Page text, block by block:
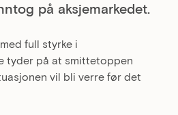
på aksjemarkedet.
full styrke i
tyder på at smittetoppen
vil bli verre før det